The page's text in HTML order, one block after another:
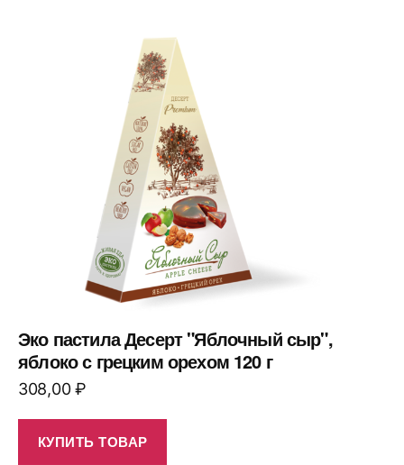
Эко пастила Десерт "Яблочный сыр",
яблоко с грецким орехом 120 г
308,00₽
КУПИТЬ ТОВАР